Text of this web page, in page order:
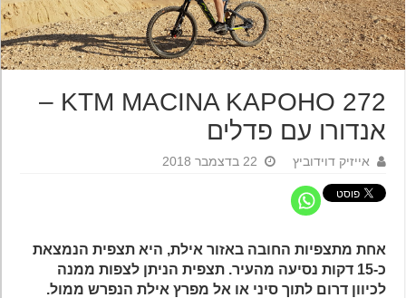
KTM MACINA KAPOHO 272 –
אנדורו עם פדלים
אייזיק דוידוביץ 22 בדצמבר 2018
אחת מתצפיות החובה באזור אילת, היא תצפית הנמצאת
כ-15 דקות נסיעה מהעיר. תצפית הניתן לצפות ממנה
לכיוון דרום לתוך סיני או אל מפרץ אילת הנפרש ממול.